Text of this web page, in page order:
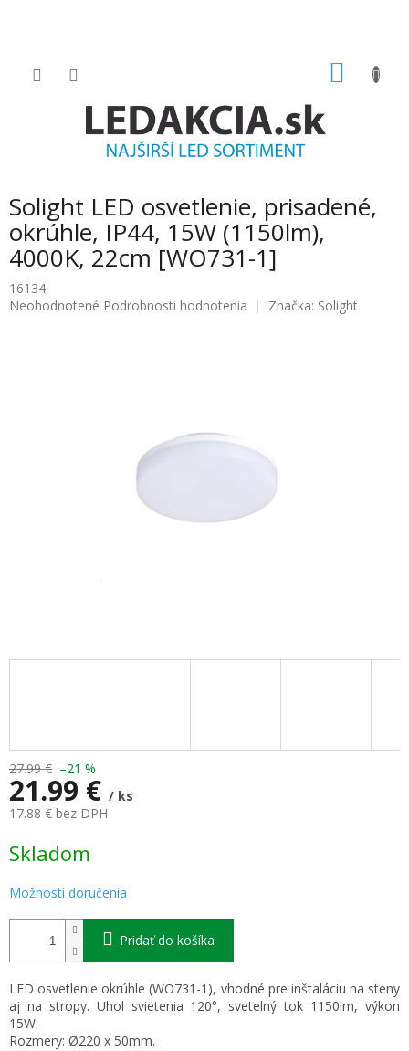
Solight LED osvetlenie, prisadené,
okrúhle, IP44, 15W (1150lm),
4000K, 22cm [WO731-1]
16134
Priemerné
Neohodnotené Podrobnosti hodnotenia Značka: Solight
27.99 € –21 %
21.99 € / ks
17.88 € bez DPH
cena:
Skladom
Možnosti doručenia
Pridať do košíka
LED osvetlenie okrúhle (WO731-1), vhodné pre inštaláciu na steny
aj na stropy. Uhol svietenia 120°, svetelný tok 1150lm, výkon
15W.
Rozmery: Ø220 x 50mm.